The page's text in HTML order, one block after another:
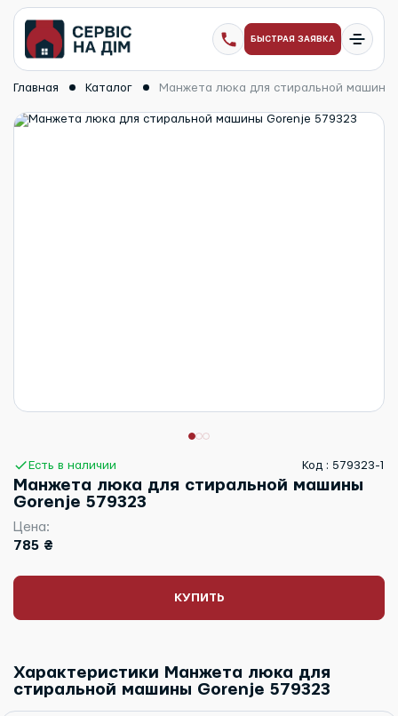
БЫСТРАЯ ЗАЯВКА
Главная Каталог Манжета люка для стиральной машины
Есть в наличии Код : 579323-1
Манжета люка для стиральной машины
Gorenje 579323
Цена:
785 ₴
КУПИТЬ
Характеристики Манжета люка для
стиральной машины Gorenje 579323